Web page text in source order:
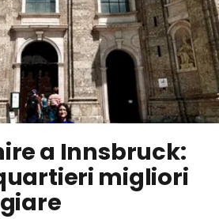
a Innsbruck:
migliori